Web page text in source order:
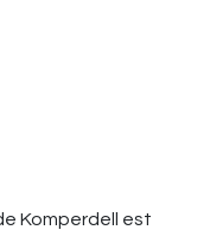
Komperdell est